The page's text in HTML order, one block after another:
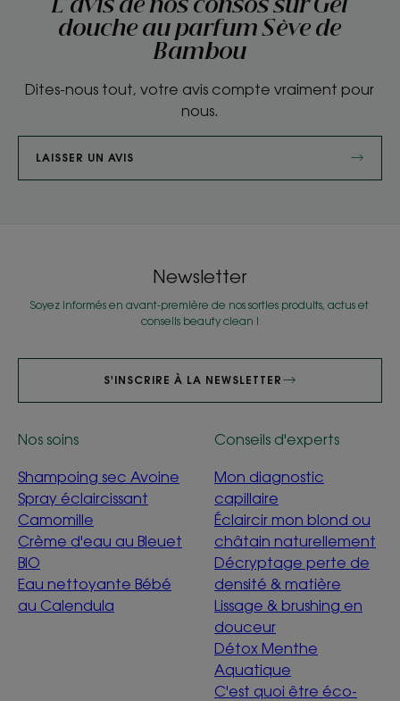
L'avis de nos consos sur Gel
douche au parfum Sève de
Bambou
Dites-nous tout, votre avis compte vraiment pour
nous.
LAISSER UN AVIS
Newsletter
Soyez informés en avant-première de nos sorties produits, actus et
conseils beauty clean !
S'INSCRIRE À LA NEWSLETTER
Nos soins
Shampoing sec Avoine
Spray éclaircissant
Camomille
Crème d'eau au Bleuet
BIO
Eau nettoyante Bébé
au Calendula
Conseils d'experts
Mon diagnostic
capillaire
Éclaircir mon blond ou
châtain naturellement
Décryptage perte de
densité & matière
Lissage & brushing en
douceur
Détox Menthe
Aquatique
C'est quoi être éco-